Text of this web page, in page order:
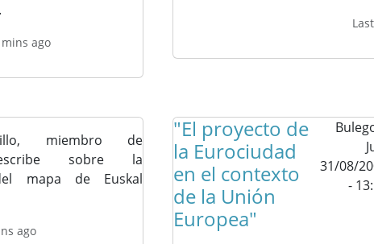
ago
miembro de
sobre la
mapa de Euskal
ago
"El proyecto de
la Eurociudad
en el contexto
de la Unión
Europea"
31/08/
-